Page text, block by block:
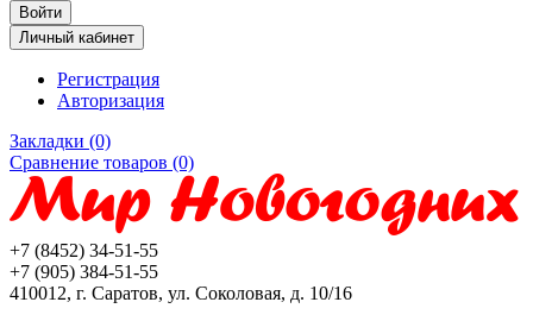
Личный кабинет
Регистрация
Авторизация
Закладки (0)
Сравнение товаров (0)
+7 (8452) 34-51-55
+7 (905) 384-51-55
410012, г. Саратов, ул. Соколовая, д. 10/16